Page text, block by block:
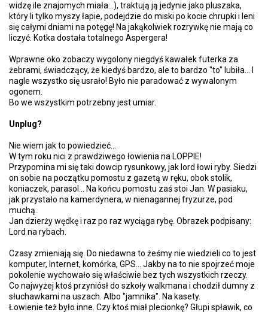
widzę ile znajomych miała...), traktują ją jedynie jako pluszaka,
który li tylko myszy łapie, podejdzie do miski po kocie chrupki i leni
się całymi dniami na potęgę! Na jakąkolwiek rozrywkę nie mają co
liczyć. Kotka dostała totalnego Aspergera!
Wprawne oko zobaczy wygolony niegdyś kawałek futerka za
żebrami, świadczący, że kiedyś bardzo, ale to bardzo "to" lubiła... I
nagle wszystko się usrało! Było nie paradować z wywalonym
ogonem.
Bo we wszystkim potrzebny jest umiar.
Unplug?
Nie wiem jak to powiedzieć...
W tym roku nici z prawdziwego łowienia na LOPPIE!
Przypomina mi się taki dowcip rysunkowy, jak lord łowi ryby. Siedzi
on sobie na początku pomostu z gazetą w ręku, obok stolik,
koniaczek, parasol... Na końcu pomostu zaś stoi Jan. W pasiaku,
jak przystało na kamerdynera, w nienagannej fryzurze, pod
muchą.
Jan dzierży wędkę i raz po raz wyciąga rybę. Obrazek podpisany:
Lord na rybach.
Czasy zmieniają się. Do niedawna to żeśmy nie wiedzieli co to jest
komputer, Internet, komórka, GPS... Jakby na to nie spojrzeć moje
pokolenie wychowało się właściwie bez tych wszystkich rzeczy.
Co najwyżej ktoś przyniósł do szkoły walkmana i chodził dumny z
słuchawkami na uszach. Albo "jamnika". Na kasety.
Łowienie też było inne. Czy ktoś miał plecionkę? Głupi spławik, co